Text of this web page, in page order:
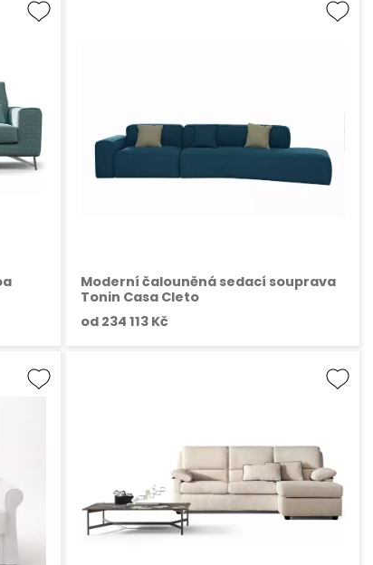
Moderní čalouněná sedací souprava
Tonin Casa Cleto
od 234 113 Kč